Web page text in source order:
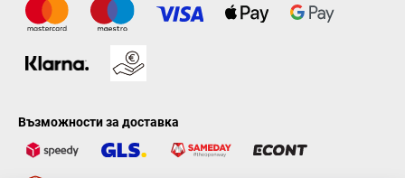
Възможности за доставка